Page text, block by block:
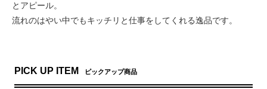
とアピール。
流れのはやい中でもキッチリと仕事をしてくれる逸品です。
PICK UP ITEM ピックアップ商品